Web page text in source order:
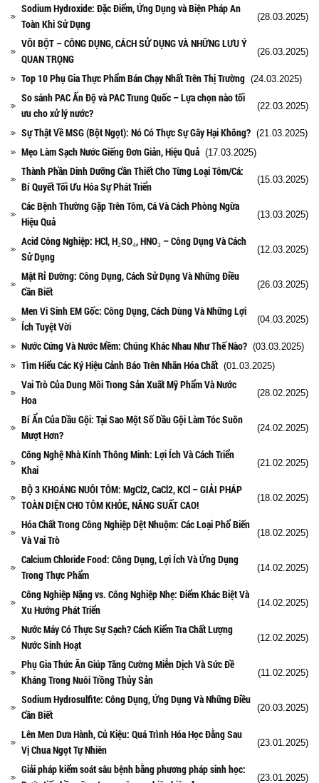
Sodium Hydroxide: Đặc Điểm, Ứng Dụng và Biện Pháp An
Toàn Khi Sử Dụng
(28.03.2025)
VÔI BỘT – CÔNG DỤNG, CÁCH SỬ DỤNG VÀ NHỮNG LƯU Ý
QUAN TRỌNG
(26.03.2025)
Top 10 Phụ Gia Thực Phẩm Bán Chạy Nhất Trên Thị Trường (24.03.2025)
So sánh PAC Ấn Độ và PAC Trung Quốc – Lựa chọn nào tối
ưu cho xử lý nước?
(22.03.2025)
Sự Thật Về MSG (Bột Ngọt): Nó Có Thực Sự Gây Hại Không? (21.03.2025)
Mẹo Làm Sạch Nước Giếng Đơn Giản, Hiệu Quả (17.03.2025)
Thành Phần Dinh Dưỡng Cần Thiết Cho Từng Loại Tôm/Cá:
Bí Quyết Tối Ưu Hóa Sự Phát Triển
(15.03.2025)
Các Bệnh Thường Gặp Trên Tôm, Cá Và Cách Phòng Ngừa
Hiệu Quả
(13.03.2025)
Acid Công Nghiệp: HCl, H₂SO₄, HNO₃ – Công Dụng Và Cách
Sử Dụng
(12.03.2025)
Mật Rỉ Đường: Công Dụng, Cách Sử Dụng Và Những Điều
Cần Biết
(26.03.2025)
Men Vi Sinh EM Gốc: Công Dụng, Cách Dùng Và Những Lợi
Ích Tuyệt Vời
(04.03.2025)
Nước Cứng Và Nước Mềm: Chúng Khác Nhau Như Thế Nào? (03.03.2025)
Tìm Hiểu Các Ký Hiệu Cảnh Báo Trên Nhãn Hóa Chất (01.03.2025)
Vai Trò Của Dung Môi Trong Sản Xuất Mỹ Phẩm Và Nước
Hoa
(28.02.2025)
Bí Ẩn Của Dầu Gội: Tại Sao Một Số Dầu Gội Làm Tóc Suôn
Mượt Hơn?
(24.02.2025)
Công Nghệ Nhà Kính Thông Minh: Lợi Ích Và Cách Triển
Khai
(21.02.2025)
BỘ 3 KHOÁNG NUÔI TÔM: MgCl2, CaCl2, KCl – GIẢI PHÁP
TOÀN DIỆN CHO TÔM KHỎE, NĂNG SUẤT CAO!
(18.02.2025)
Hóa Chất Trong Công Nghiệp Dệt Nhuộm: Các Loại Phổ Biến
Và Vai Trò
(18.02.2025)
Calcium Chloride Food: Công Dụng, Lợi Ích Và Ứng Dụng
Trong Thực Phẩm
(14.02.2025)
Công Nghiệp Nặng vs. Công Nghiệp Nhẹ: Điểm Khác Biệt Và
Xu Hướng Phát Triển
(14.02.2025)
Nước Máy Có Thực Sự Sạch? Cách Kiểm Tra Chất Lượng
Nước Sinh Hoạt
(12.02.2025)
Phụ Gia Thức Ăn Giúp Tăng Cường Miễn Dịch Và Sức Đề
Kháng Trong Nuôi Trồng Thủy Sản
(11.02.2025)
Sodium Hydrosulfite: Công Dụng, Ứng Dụng Và Những Điều
Cần Biết
(20.03.2025)
Lên Men Dưa Hành, Củ Kiệu: Quá Trình Hóa Học Đằng Sau
Vị Chua Ngọt Tự Nhiên
(23.01.2025)
Giải pháp kiểm soát sâu bệnh bằng phương pháp sinh học:
(23.01.2025)